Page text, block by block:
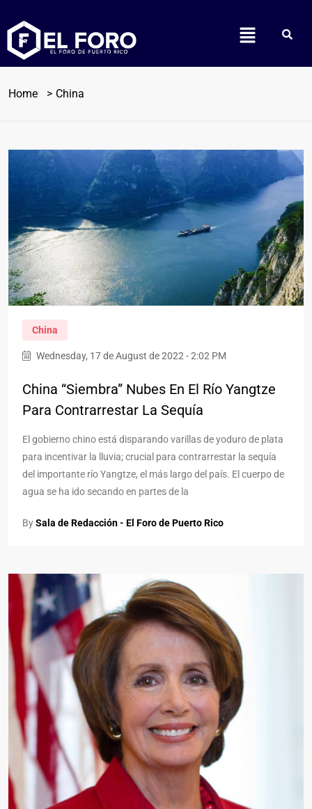
Home China
China
Wednesday, 17 de August de 2022 - 2:02 PM
China “siembra” Nubes En El Río Yangtze
Para Contrarrestar La Sequía
El gobierno chino está disparando varillas de yoduro de plata
para incentivar la lluvia; crucial para contrarrestar la sequía
del importante río Yangtze, el más largo del país. El cuerpo de
agua se ha ido secando en partes de la
BySala de Redacción - El Foro de Puerto Rico